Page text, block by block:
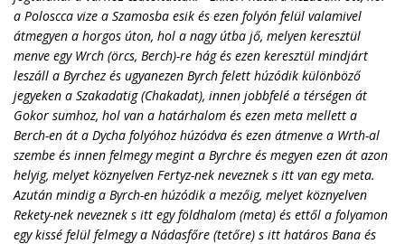
a Poloscca vize a Szamosba esik és ezen folyón felül valamivel
átmegyen a horgos úton, hol a nagy útba jő, melyen keresztül
menve egy Wrch (örcs, Berch)-re hág és ezen keresztül mindjárt
leszáll a Byrchez és ugyanezen Byrch felett húzódik különböző
jegyeken a Szakadatig (Chakadat), innen jobbfelé a térségen át
Gokor sumhoz, hol van a határhalom és ezen meta mellett a
Berch-en át a Dycha folyóhoz húzódva és ezen átmenve a Wrth-al
szembe és innen felmegy megint a Byrchre és megyen ezen át azon
helyig, melyet köznyelven Fertyz-nek neveznek s itt van egy meta.
Azután mindig a Byrch-en húzódik a mezőig, melyet köznyelven
Rekety-nek neveznek s itt egy földhalom (meta) és ettől a folyamon
egy kissé felül felmegy a Nádasfőre (tetőre) s itt határos Bana és